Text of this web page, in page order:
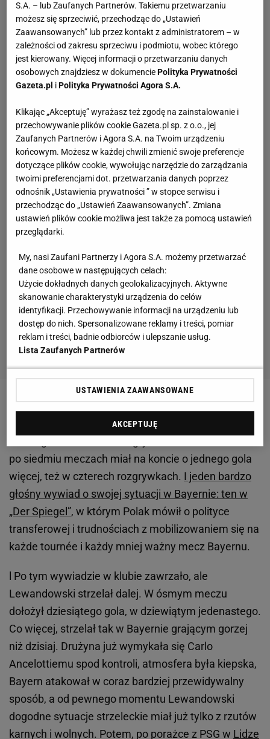
Na razie w obecnym sezonie Lewandowski rozegrał
siedem meczów o stawkę w klubie i strzelił w nich
po siedmiu meczach miał na koncie o jednego gola
więcej, też w czterech rozgrywkach. I jeden bardzo
głośny wywiad o swojej sytuacji w Bayernie: ten w
„Der Spiegel”, w którym Polak mówił o polityce
transferowej i trudnościach z mobilizowaniem się na
każde tournée i każdy mniej ważny mecz Bayernu.
l Po tym wywiadzie w klubie zawrzało, ale
Lewandowski strzelał dalej. W ósmym meczu
dołożył dziesiątego gola, w dziewiątym jedenastego.
Co więcej, strzelał tak w Bayernie grającym gorzej
niż dzisiaj. Drużyna już wymykała się Carlo
Ancelottiemu spod kontroli, atmosfera była kiepska,
Bayern atakował w coraz bardziej przewidywalny
sposób, a od pewnego momentu Lewandowski
dogodne sytuacje strzeleckie miał już tylko z rzutów
karnych i wolnych. Potem, po porażce z PSG w Lidze
S.A. – lub Zaufanych Partnerów. Takiemu przetwarzaniu
możesz się sprzeciwić, przechodząc do „Ustawień
Zaawansowanych” lub przez kontakt z administratorem – w
zależności od zakresu sprzeciwu i podmiotu, wobec którego
jest kierowany. Więcej informacji o przetwarzaniu danych
osobowych znajdziesz w dokumenciePolityka Prywatności
Gazeta.pl iPolityka Prywatności Agora S.A.
Klikając „Akceptuję” wyrażasz też zgodę na zainstalowanie i
przechowywanie plików cookie Gazeta.pl sp. z o.o., jej
Zaufanych Partnerów i Agora S.A. na Twoim urządzeniu
końcowym. Możesz w każdej chwili zmienić swoje preferencje
dotyczące plików cookie, wywołując narzędzie do zarządzania
twoimi preferencjami dot. przetwarzania danych poprzez
odnośnik „Ustawienia prywatności ” w stopce serwisu i
przechodząc do „Ustawień Zaawansowanych”. Zmiana
ustawień plików cookie możliwa jest także za pomocą ustawień
przeglądarki.
My, nasi Zaufani Partnerzy i Agora S.A. możemy przetwarzać
dane osobowe w następujących celach:
Użycie dokładnych danych geolokalizacyjnych. Aktywne
skanowanie charakterystyki urządzenia do celów
identyfikacji. Przechowywanie informacji na urządzeniu lub
dostęp do nich. Spersonalizowane reklamy i treści, pomiar
reklam i treści, badnie odbiorców i ulepszanie usług.
Lista Zaufanych Partnerów
USTAWIENIA ZAAWANSOWANE
AKCEPTUJĘ